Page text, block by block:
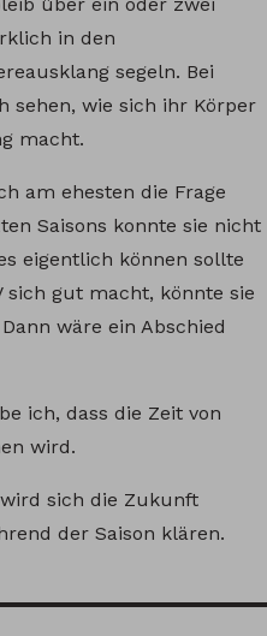
über ein oder zwei
in den
segeln. Bei
sehen, wie sich ihr Körper
macht.
am ehesten die Frage
Saisons konnte sie nicht
eigentlich können sollte
sich gut macht, könnte sie
wäre ein Abschied
ich, dass die Zeit von
wird.
sich die Zukunft
der Saison klären.